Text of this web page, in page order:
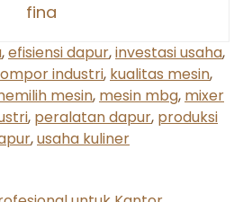
fina
,efisiensi dapur,investasi usaha,
industri, kualitas mesin,
mesin, mesin mbg, mixer
, peralatan dapur, produksi
,usaha kuliner